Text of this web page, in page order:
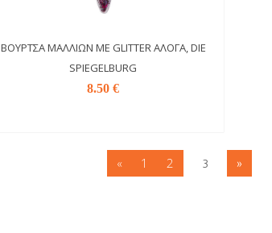
ΒΟΎΡΤΣΑ ΜΑΛΛΙΏΝ ΜΕ GLITTER ΑΛΟΓΑ, DIE
SPIEGELBURG
8.50 €
« 1 2 3 »